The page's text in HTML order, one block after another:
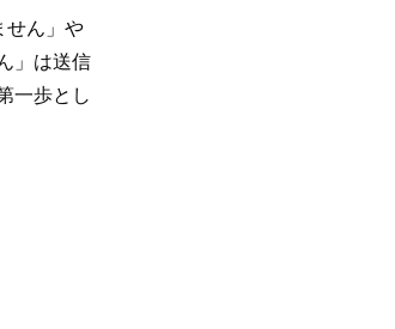
せん」や
」は送信
一歩とし